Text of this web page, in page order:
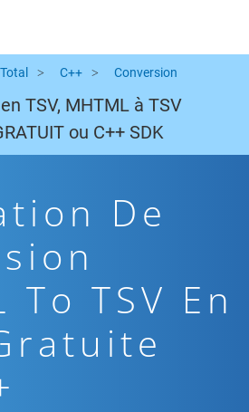
C++ Conversion
TSV, MHTML à TSV
ou C++ SDK
De
To TSV En